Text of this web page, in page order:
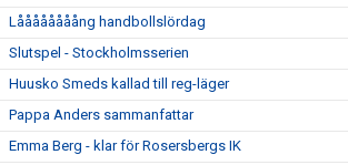
Låååååååång handbollslördag
Slutspel - Stockholmsserien
Huusko Smeds kallad till reg-läger
Pappa Anders sammanfattar
Emma Berg - klar för Rosersbergs IK